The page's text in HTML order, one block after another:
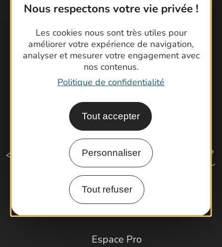
Nous respectons votre vie privée !
Les cookies nous sont très utiles pour
améliorer votre expérience de navigation,
analyser et mesurer votre engagement avec
nos contenus.
Politique de confidentialité
Tout accepter
Personnaliser
Tout refuser
Brochures
Latitude Gard
Comment venir ?
Espace Pro